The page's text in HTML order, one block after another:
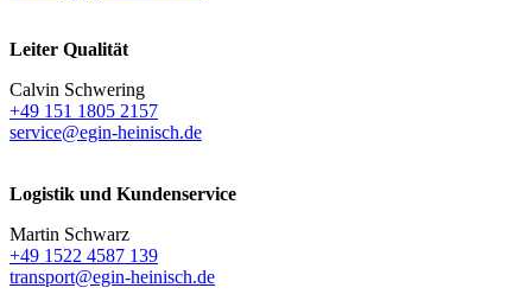
Leiter Qualität
Calvin Schwering
+49 151 1805 2157
service@egin-heinisch.de
Logistik und Kundenservice
Martin Schwarz
+49 1522 4587 139
transport@egin-heinisch.de